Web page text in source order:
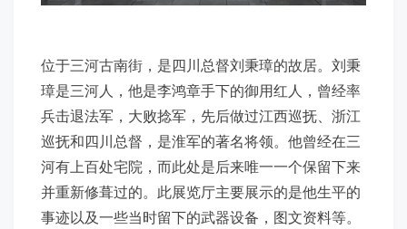
位于三河古南街，是四川总督刘秉璋的故居。刘秉
璋是三河人，他是李鸿章手下的御用红人，曾经率
兵击退法军，大败捻军，先后做过江西巡抚、浙江
巡抚和四川总督，是淮军的著名将领。他曾经在三
河有上百处宅院，而此处是后来唯一一个保留下来
并重新修葺过的。此展览厅主要展示的是他生平的
事迹以及一些当时留下的武器设备，图文资料等。